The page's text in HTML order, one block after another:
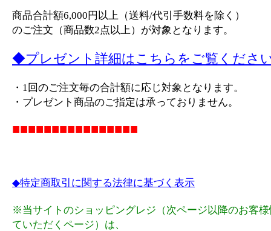
商品合計額6,000円以上（送料/代引手数料を除く）
のご注文（商品数2点以上）が対象となります。
◆プレゼント詳細はこちらをご覧くださ
・1回のご注文毎の合計額に応じ対象となります。
・プレゼント商品のご指定は承っておりません。
■■■■■■■■■■■■■■■■
◆特定商取引に関する法律に基づく表示
※当サイトのショッピングレジ（次ページ以降のお客
ていただくページ）は、